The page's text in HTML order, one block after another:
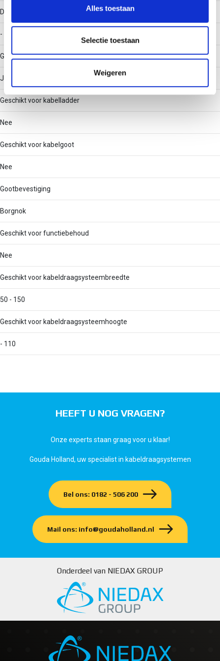
en om ons websiteverkeer te analyseren. Ook delen we
partners voor social media, adverteren en analyse. Deze
partners kunnen deze gegevens combineren met andere
informatie die u aan ze heeft verstrekt of die ze hebben
verzameld op basis van uw gebruik van hun services.
Alles toestaan
Selectie toestaan
Weigeren
Draaglast
-
Geschikt voor draadgoot
Ja
Geschikt voor kabelladder
Nee
Geschikt voor kabelgoot
Nee
Gootbevestiging
Borgnok
Geschikt voor functiebehoud
Nee
Geschikt voor kabeldraagsysteembreedte
50 - 150
Geschikt voor kabeldraagsysteemhoogte
- 110
HEEFT U NOG VRAGEN?
Onze experts staan graag voor u klaar!
Gouda Holland, uw specialist in kabeldraagsystemen
Bel ons: 0182 - 506 200
Mail ons: info@goudaholland.nl
Onderdeel van NIEDAX GROUP